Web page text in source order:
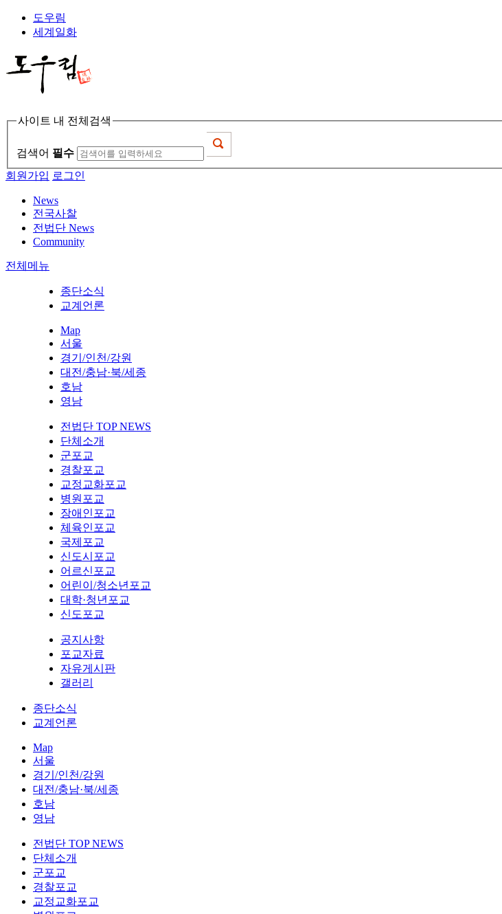
도우림
세계일화
사이트 내 전체검색
검색어 필수
회원가입 로그인
News
전국사찰
전법단 News
Community
전체메뉴
종단소식
교계언론
Map
서울
경기/인천/강원
대전/충남·북/세종
호남
영남
전법단 TOP NEWS
단체소개
군포교
경찰포교
교정교화포교
병원포교
장애인포교
체육인포교
국제포교
신도시포교
어르신포교
어린이/청소년포교
대학·청년포교
신도포교
공지사항
포교자료
자유게시판
갤러리
종단소식
교계언론
Map
서울
경기/인천/강원
대전/충남·북/세종
호남
영남
전법단 TOP NEWS
단체소개
군포교
경찰포교
교정교화포교